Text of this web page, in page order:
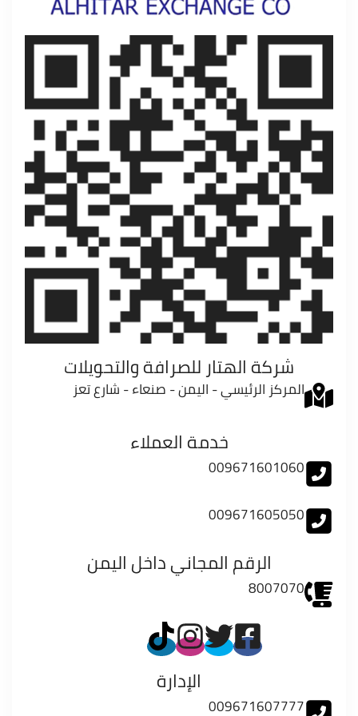
شركة الهتار للصرافة والتحويلات
المركز الرئيسي - اليمن - صنعاء - شارع تعز
خدمة العملاء
009671601060
009671605050
الرقم المجاني داخل اليمن
8007070
الإدارة
009671607777